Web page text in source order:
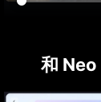
和 Neo